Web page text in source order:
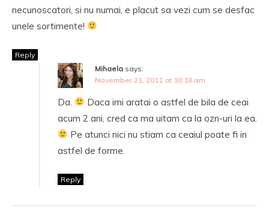
necunoscatori, si nu numai, e placut sa vezi cum se desfac
unele sortimente!
Reply
Mihaela says:
November 21, 2011 at 10:18 am
Da.
Daca imi aratai o astfel de bila de ceai
acum 2 ani, cred ca ma uitam ca la ozn-uri la ea.
Pe atunci nici nu stiam ca ceaiul poate fi in
astfel de forme.
Reply